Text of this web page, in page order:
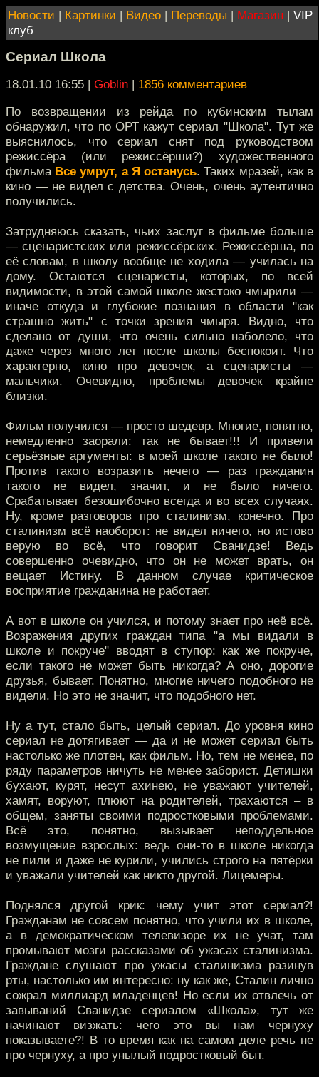
Новости | Картинки | Видео | Переводы | Магазин | VIP
клуб
Сериал Школа
18.01.10 16:55 | Goblin | 1856 комментариев
По возвращении из рейда по кубинским тылам
обнаружил, что по ОРТ кажут сериал "Школа". Тут же
выяснилось, что сериал снят под руководством
режиссёра (или режиссёрши?) художественного
фильма Все умрут, а Я останусь. Таких мразей, как в
кино — не видел с детства. Очень, очень аутентично
получились.
Затрудняюсь сказать, чьих заслуг в фильме больше
— сценаристских или режиссёрских. Режиссёрша, по
её словам, в школу вообще не ходила — училась на
дому. Остаются сценаристы, которых, по всей
видимости, в этой самой школе жестоко чмырили —
иначе откуда и глубокие познания в области "как
страшно жить" с точки зрения чмыря. Видно, что
сделано от души, что очень сильно наболело, что
даже через много лет после школы беспокоит. Что
характерно, кино про девочек, а сценаристы —
мальчики. Очевидно, проблемы девочек крайне
близки.
Фильм получился — просто шедевр. Многие, понятно,
немедленно заорали: так не бывает!!! И привели
серьёзные аргументы: в моей школе такого не было!
Против такого возразить нечего — раз гражданин
такого не видел, значит, и не было ничего.
Срабатывает безошибочно всегда и во всех случаях.
Ну, кроме разговоров про сталинизм, конечно. Про
сталинизм всё наоборот: не видел ничего, но истово
верую во всё, что говорит Сванидзе! Ведь
совершенно очевидно, что он не может врать, он
вещает Истину. В данном случае критическое
восприятие гражданина не работает.
А вот в школе он учился, и потому знает про неё всё.
Возражения других граждан типа "а мы видали в
школе и покруче" вводят в ступор: как же покруче,
если такого не может быть никогда? А оно, дорогие
друзья, бывает. Понятно, многие ничего подобного не
видели. Но это не значит, что подобного нет.
Ну а тут, стало быть, целый сериал. До уровня кино
сериал не дотягивает — да и не может сериал быть
настолько же плотен, как фильм. Но, тем не менее, по
ряду параметров ничуть не менее заборист. Детишки
бухают, курят, несут ахинею, не уважают учителей,
хамят, воруют, плюют на родителей, трахаются – в
общем, заняты своими подростковыми проблемами.
Всё это, понятно, вызывает неподдельное
возмущение взрослых: ведь они-то в школе никогда
не пили и даже не курили, учились строго на пятёрки
и уважали учителей как никто другой. Лицемеры.
Поднялся другой крик: чему учит этот сериал?!
Гражданам не совсем понятно, что учили их в школе,
а в демократическом телевизоре их не учат, там
промывают мозги рассказами об ужасах сталинизма.
Граждане слушают про ужасы сталинизма разинув
рты, настолько им интересно: ну как же, Сталин лично
сожрал миллиард младенцев! Но если их отвлечь от
завываний Сванидзе сериалом «Школа», тут же
начинают визжать: чего это вы нам чернуху
показываете?! В то время как на самом деле речь не
про чернуху, а про унылый подростковый быт.